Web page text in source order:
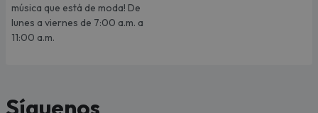
música que está de moda! De
lunes a viernes de 7:00 a.m. a
11:00 a.m.
Síguenos